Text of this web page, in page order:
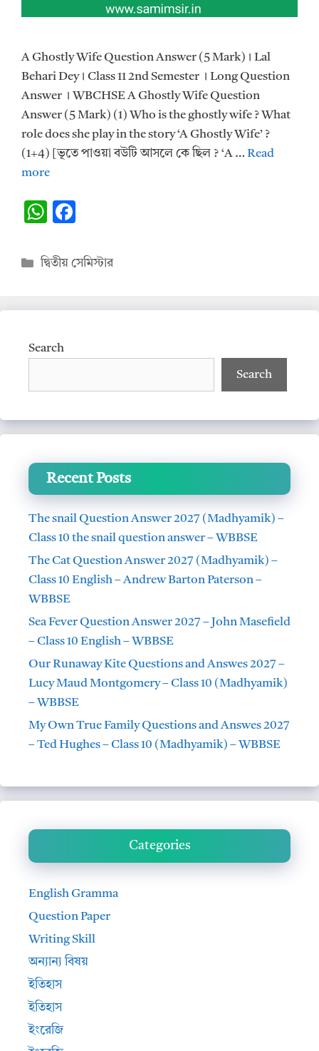
A Ghostly Wife Question Answer (5 Mark)। Lal
Behari Dey। Class 11 2nd Semester । Long Question
Answer । WBCHSE A Ghostly Wife Question
Answer (5 Mark) (1) Who is the ghostly wife ? What
role does she play in the story ‘A Ghostly Wife’ ?
(1+4) [ভূতে পাওয়া বউটি আসলে কে ছিল ? ‘A … Read
more
W
at
A
p
e
o
Categories
দ্বিতীয় সেমিস্টার
Search
Search
Recent Posts
The snail Question Answer 2027 (Madhyamik) –
Class 10 the snail question answer – WBBSE
The Cat Question Answer 2027 (Madhyamik) –
Class 10 English – Andrew Barton Paterson –
WBBSE
Sea Fever Question Answer 2027 – John Masefield
– Class 10 English – WBBSE
Our Runaway Kite Questions and Answes 2027 –
Lucy Maud Montgomery – Class 10 (Madhyamik)
– WBBSE
My Own True Family Questions and Answes 2027
– Ted Hughes – Class 10 (Madhyamik) – WBBSE
Categories
English Gramma
Question Paper
Writing Skill
অন্যান্য বিষয়
ইতিহাস
ইতিহাস
ইংরেজি